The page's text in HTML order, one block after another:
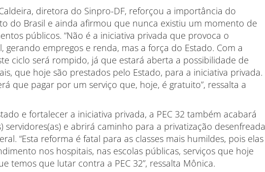
diretora do Sinpro-DF, reforçou a importância do
do Brasil e ainda afirmou que nunca existiu um momento de
públicos. “Não é a iniciativa privada que provoca o
gerando empregos e renda, mas a força do Estado. Com a
ciclo será rompido, já que estará aberta a possibilidade de
que hoje são prestados pelo Estado, para a iniciativa privada.
que pagar por um serviço que, hoje, é gratuito”, ressalta a
e fortalecer a iniciativa privada, a PEC 32 também acabará
servidores(as) e abrirá caminho para a privatização desenfreada
“Esta reforma é fatal para as classes mais humildes, pois elas
nos hospitais, nas escolas públicas, serviços que hoje
temos que lutar contra a PEC 32”, ressalta Mônica.